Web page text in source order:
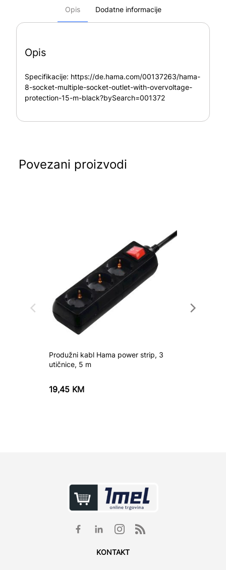
Opis Dodatne informacije
Opis
Specifikacije: https://de.hama.com/00137263/hama-
8-socket-multiple-socket-outlet-with-overvoltage-
protection-15-m-black?bySearch=001372
Povezani proizvodi
Produžni kabl Hama power strip, 3
utičnice, 5 m
19,45 KM
KONTAKT